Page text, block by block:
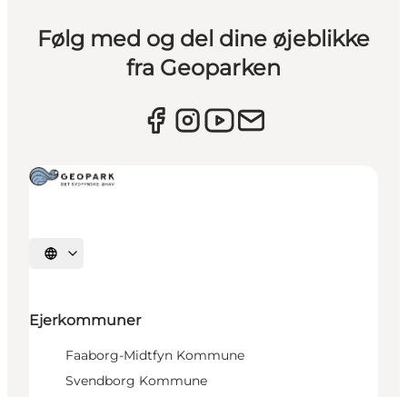
Følg med og del dine øjeblikke
fra Geoparken
Vælg sprog
Ejerkommuner
Faaborg-Midtfyn Kommune
Svendborg Kommune